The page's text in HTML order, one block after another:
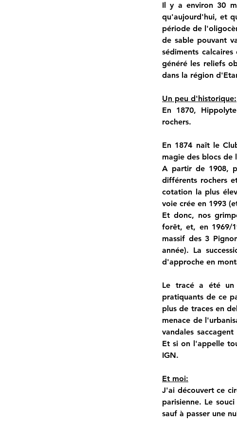
Il y a environ 30
qu'aujourd'hui, et
période de
de sable pouvant
sédiments
généré les reliefs
dans la région
Un peu d'historique:
En 1870,
rochers.
En 1874 naît le
magie des blocs de
A partir de 1908,
différents rochers
cotation la plus
voie crée en 1993
Et donc, nos
forêt, et, en 1969/
massif des 3
année). La
d'approche en
Le tracé a été un
pratiquants de ce
plus de traces en
menace de
vandales
Et si on l'appelle
IGN.
Et moi:
J'ai découvert ce
parisienne. Le
sauf à passer une